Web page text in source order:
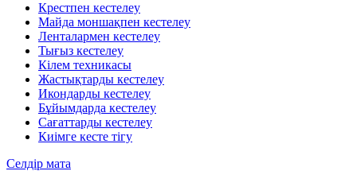
Крестпен кестелеу
Майда моншақпен кестелеу
Ленталармен кестелеу
Тығыз кестелеу
Кілем техникасы
Жастықтарды кестелеу
Икондарды кестелеу
Бұйымдарда кестелеу
Сағаттарды кестелеу
Киімге кесте тігу
Селдір мата